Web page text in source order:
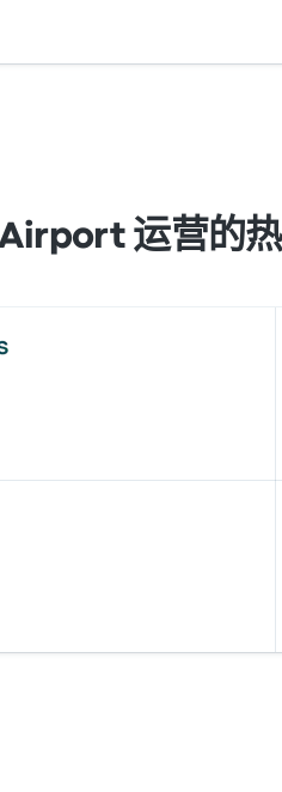
。该公司每天提供
运营的热